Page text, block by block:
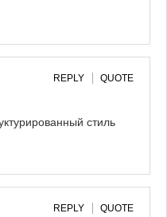
REPLY QUOTE
стиль
REPLY QUOTE